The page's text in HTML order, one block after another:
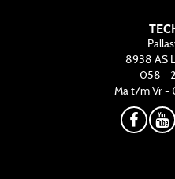
8938 AS
058 -
Ma t/m Vr -